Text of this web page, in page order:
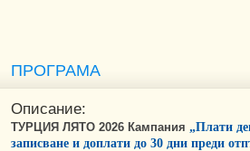
ПРОГРАМА
Описание:
ТУРЦИЯ ЛЯТО 2026 Кампания „Плати
записване и доплати до 30 дни преди